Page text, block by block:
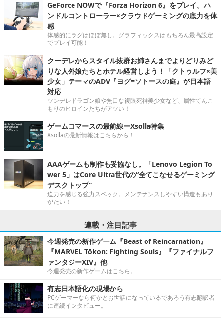
GeForce NOWで『Forza Horizon 6』をプレイ。ハ
ンドルコントローラー×クラウドゲーミングの底力を体
感
体感的にラグはほぼ無し。グラフィックスはもちろん最高設定
でプレイ可能！
クーデレからスタイル抜群お姉さんまでよりどりみど
りな人外娘たちとホテル経営しよう！「クトゥルフ×美
少女」テーマのADV『ヨグ=ソトースの庭』が日本語
対応
ツンデレドラゴン娘や無口な複眼死神美少女など、属性てんこ
もりのヒロインたちがアツい！
ゲームコマースの最前線ーXsolla特集
Xsollaの最新情報はこちらから！
AAAゲームも制作も妥協なし。「Lenovo Legion To
wer 5」はCore Ultra世代の“全てこなせるゲーミング
デスクトップ”
迫力を感じる強力スペック。メンテナンスしやすい構造もあり
がたい！
連載・注目記事
今週発売の新作ゲーム『Beast of Reincarnation』
『MARVEL Tōkon: Fighting Souls』『ファイナルフ
ァンタジーXIV』他
今週発売の新作ゲームはこちら。
有志日本語化の現場から
PCゲーマーなら何かとお世話になっているであろう有志翻訳者
に連続インタビュー。